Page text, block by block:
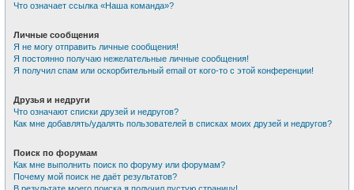
Что означает ссылка «Наша команда»?
Личные сообщения
Я не могу отправить личные сообщения!
Я постоянно получаю нежелательные личные сообщения!
Я получил спам или оскорбительный email от кого-то с этой конференции!
Друзья и недруги
Что означают списки друзей и недругов?
Как мне добавлять/удалять пользователей в списках моих друзей и недругов?
Поиск по форумам
Как мне выполнить поиск по форуму или форумам?
Почему мой поиск не даёт результатов?